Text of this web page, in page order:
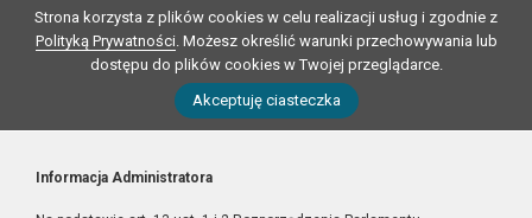
Strona korzysta z plików cookies w celu realizacji usług i zgodnie z
Polityką Prywatności. Możesz określić warunki przechowywania lub
dostępu do plików cookies w Twojej przeglądarce.
Akceptuję ciasteczka
Informacja Administratora